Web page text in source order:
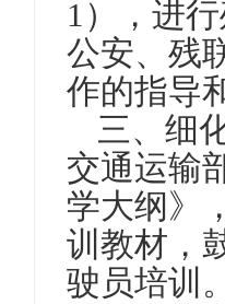
1 ），进
公安、残
作的指导
三、细
交通运输
学大纲》
训教材，
驶员培训